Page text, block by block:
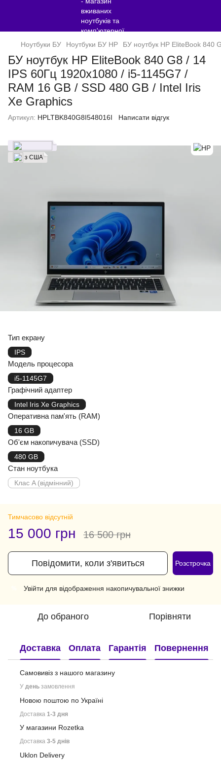
Ноутбуки БУ Ноутбуки БУ HP БУ ноутбук HP EliteBook 840
БУ ноутбук HP EliteBook 840 G8 / 14
IPS 60Гц 1920x1080 / i5-1145G7 /
RAM 16 GB / SSD 480 GB / Intel Iris
Xe Graphics
Артикул: HPLTBK840G8I548016I Написати відгук
з США
Тип екрану
IPS
Модель процесора
i5-1145G7
Графічний адаптер
Intel Iris Xe Graphics
Оперативна пам'ять (RAM)
16 GB
Об'єм накопичувача (SSD)
480 GB
Стан ноутбука
Клас A (відмінний)
Тимчасово відсутній
15 000 грн 16 500 грн
Повідомити, коли з'явиться Розстрочка
Увійти для відображення накопичувальної знижки
До обраного Порівняти
Доставка Оплата Гарантія Повернення
Самовивіз з нашого магазину
У день замовлення
Новою поштою по Україні
Доставка 1-3 дня
У магазини Rozetka
Доставка 3-5 днів
Uklon Delivery